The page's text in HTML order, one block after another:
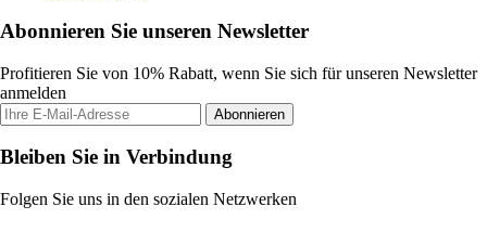
Abonnieren Sie unseren Newsletter
Profitieren Sie von 10% Rabatt, wenn Sie sich für unseren Newsletter
anmelden
Abonnieren
Bleiben Sie in Verbindung
Folgen Sie uns in den sozialen Netzwerken